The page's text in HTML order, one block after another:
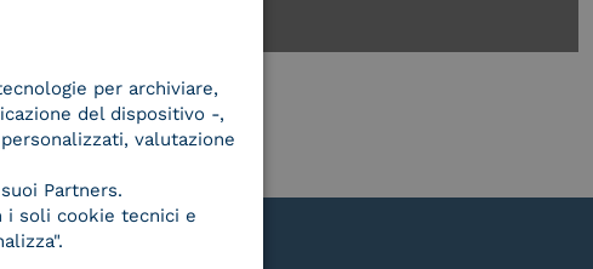
ITALIAN
per archiviare,
del dispositivo -,
valutazione
Partners.
i soli cookie tecnici e